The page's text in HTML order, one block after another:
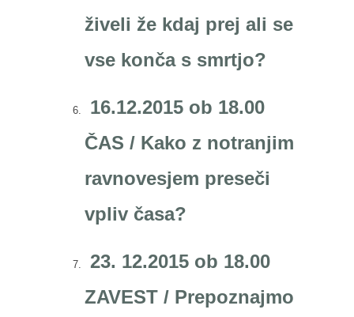
živeli že kdaj prej ali se
vse konča s smrtjo?
16.12.2015 ob 18.00
ČAS / Kako z notranjim
ravnovesjem preseči
vpliv časa?
23. 12.2015 ob 18.00
ZAVEST / Prepoznajmo